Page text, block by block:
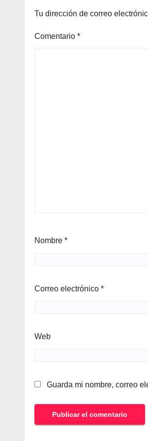
Tu dirección de correo
Comentario *
Nombre *
Correo electrónico *
Web
Guarda mi nombre, correo